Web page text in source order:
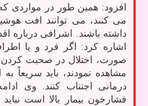
افزود: همین طور در مواردی
می کنند، می توانند افت
داشته باشند. اشرافی درباره
اشاره کرد: اگر فرد و یا
صورت، اختلال در صحبت
درمانی اجتناب کنند. وی
فشارخون بیمار بالا است